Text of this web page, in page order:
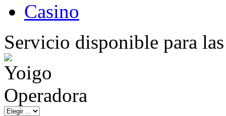
Casino
Servicio disponible para
Operadora